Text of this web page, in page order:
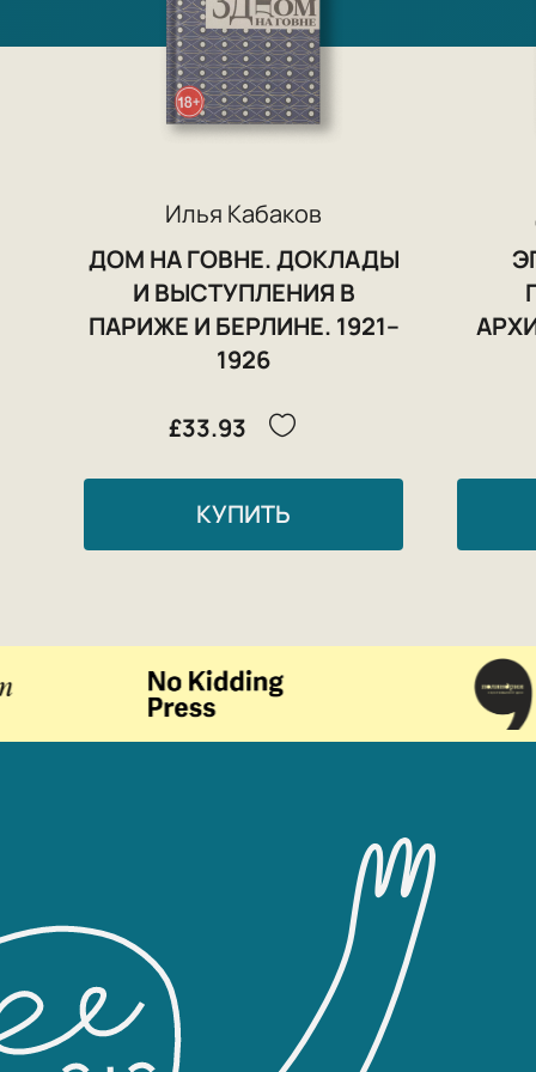
Илья Кабаков
ДОМ НА ГОВНЕ. ДОКЛАДЫ
И ВЫСТУПЛЕНИЯ В
ПАРИЖЕ И БЕРЛИНЕ. 1921–
1926
£33.93
КУПИТЬ